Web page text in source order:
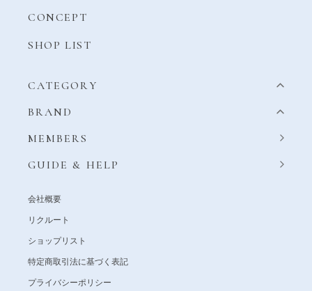
CONCEPT
SHOP LIST
CATEGORY
BRAND
MEMBERS
GUIDE & HELP
会社概要
リクルート
ショップリスト
特定商取引法に基づく表記
プライバシーポリシー